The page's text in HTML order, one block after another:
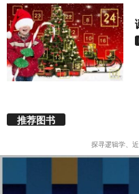
推荐图书
探寻逻辑学、